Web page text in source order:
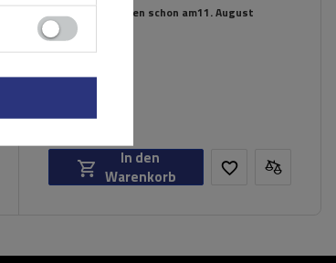
Wir versenden schon am11. August
In den
Warenkorb